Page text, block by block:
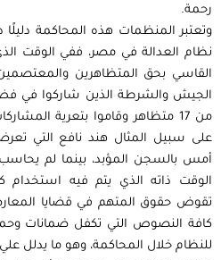
رحمة.
وتعتبر المنظمات هذه المحاكمة
نظام العدالة في مصر، ففي الوقت
القاسي بحق المتظاهرين
الجيش والشرطة الذين شاركوا في فض
من 17 متظاهر وقاموا بتعرية
على سبيل المثال هند نافع التي
أمس بالسجن المؤبد، بينما لم
الوقت ذاته الذي يتم فيه استخدام
تقوض حقوق المتهم في قضايا
كافة النصوص التي تكفل ضمانات
للنظام خلال المحاكمة، وهو ما يدلل علي